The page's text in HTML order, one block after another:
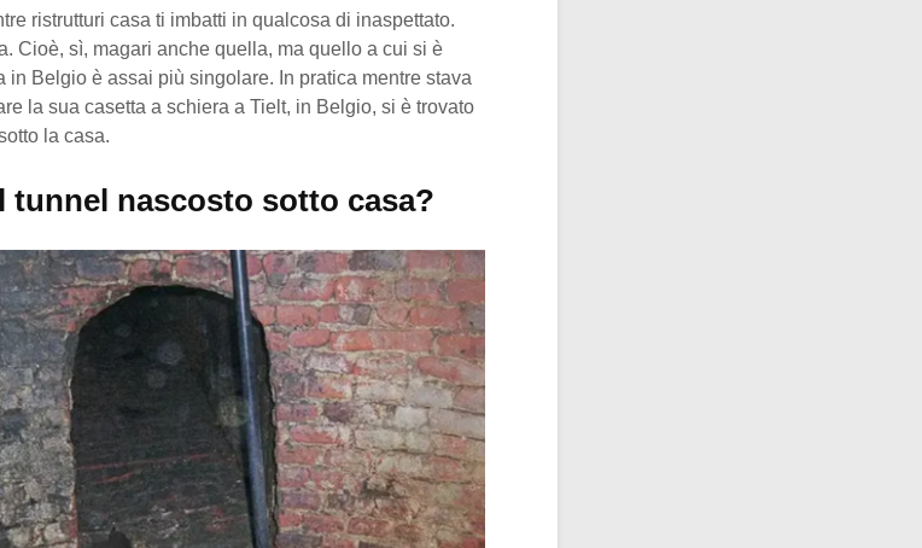
ristrutturi casa ti imbatti in qualcosa di inaspettato.
Cioè, sì, magari anche quella, ma quello a cui si è
in Belgio è assai più singolare. In pratica mentre stava
la sua casetta a schiera a Tielt, in Belgio, si è trovato
la casa.
tunnel nascosto sotto casa?